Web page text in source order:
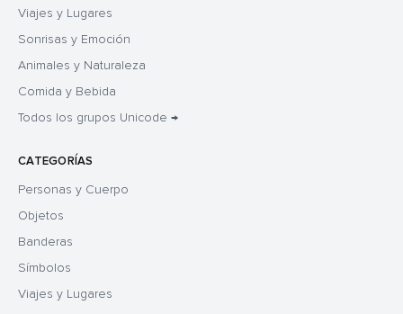
Viajes y Lugares
Sonrisas y Emoción
Animales y Naturaleza
Comida y Bebida
Todos los grupos Unicode →
CATEGORÍAS
Personas y Cuerpo
Objetos
Banderas
Símbolos
Viajes y Lugares